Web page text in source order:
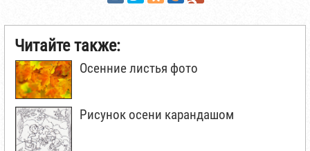
Читайте также:
Осенние листья фото
Рисунок осени карандашом